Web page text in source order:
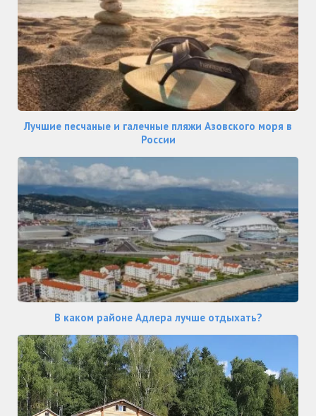
Лучшие песчаные и галечные пляжи Азовского моря в
России
В каком районе Адлера лучше отдыхать?